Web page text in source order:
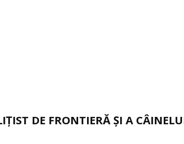
DE FRONTIERĂ ȘI A